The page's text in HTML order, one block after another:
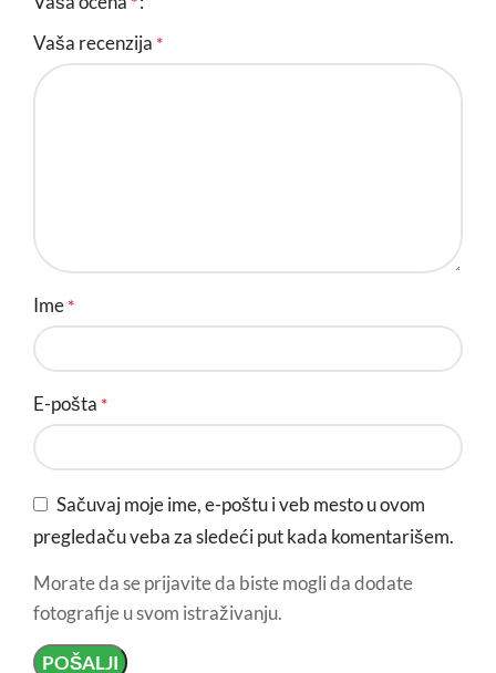
Vaša recenzija *
Ime *
E-pošta *
Sačuvaj moje ime, e-poštu i veb mesto u ovom
pregledaču veba za sledeći put kada komentarišem.
Morate da se prijavite da biste mogli da dodate
fotografije u svom istraživanju.